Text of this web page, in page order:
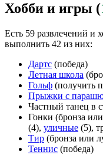
Хобби и игры (
Есть 59 развлечений и
выполнить 42 из них:
Дартс (победа)
Летная школа
Гольф (получить
Прыжки с
Частный танец в
Гонки (бронза
(4), уличные (5),
Тир (бронза или
Теннис (победа)